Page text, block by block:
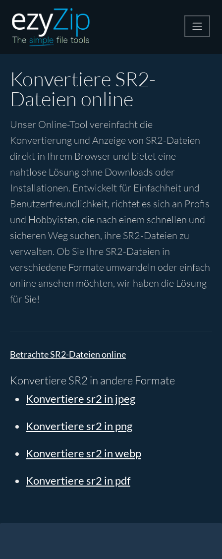
Entpacken
Konvertiere
Weitere Tools
Konvertiere SR2-
Dateien online
Unser Online-Tool vereinfacht die
Konvertierung und Anzeige von SR2-Dateien
direkt in Ihrem Browser und bietet eine
nahtlose Lösung ohne Downloads oder
Installationen. Entwickelt für Einfachheit und
Benutzerfreundlichkeit, richtet es sich an Profis
und Hobbyisten, die nach einem schnellen und
sicheren Weg suchen, ihre SR2-Dateien zu
verwalten. Ob Sie Ihre SR2-Dateien in
verschiedene Formate umwandeln oder einfach
online ansehen möchten, wir haben die Lösung
für Sie!
Betrachte SR2-Dateien online
Konvertiere SR2 in andere Formate
Konvertiere sr2 in jpeg
Konvertiere sr2 in png
Konvertiere sr2 in webp
Konvertiere sr2 in pdf